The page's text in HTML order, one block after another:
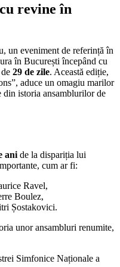
revine în
un eveniment de referință în
în București începând cu
29 de zile. Această ediție,
aduce un omagiu marilor
istoria ansamblurilor de
ani de la dispariția lui
cum ar fi:
Ravel,
Boulez,
Șostakovici.
unor ansambluri renumite,
Simfonice Naționale a